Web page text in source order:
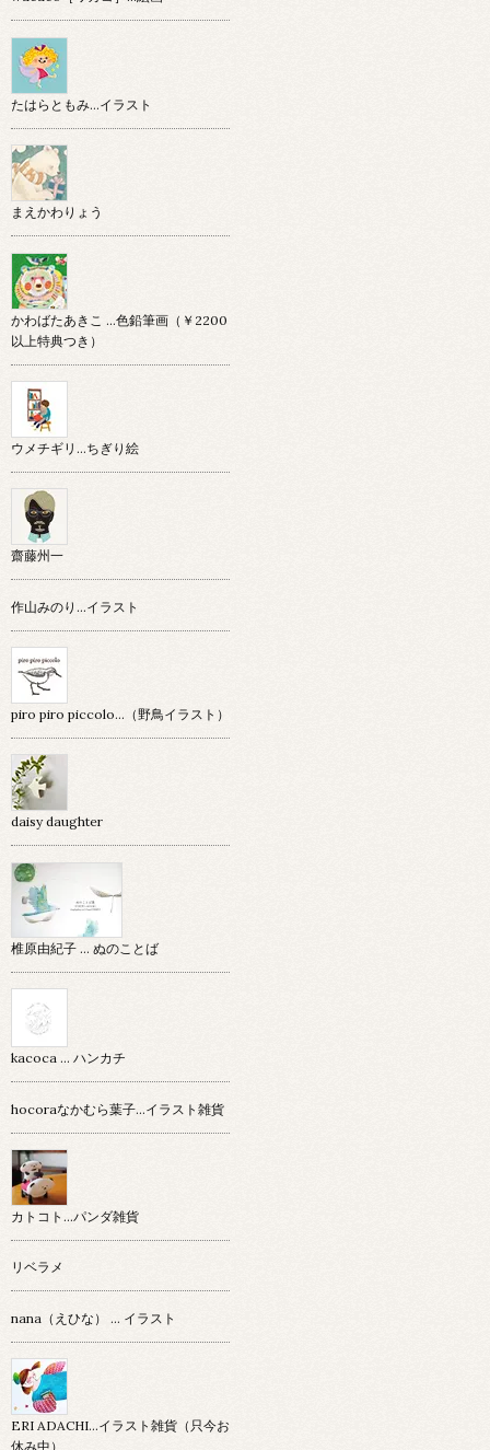
たはらともみ…イラスト
まえかわりょう
かわばたあきこ …色鉛筆画（￥2200
以上特典つき）
ウメチギリ…ちぎり絵
齋藤州一
作山みのり…イラスト
piro piro piccolo…（野鳥イラスト）
daisy daughter
椎原由紀子 ... ぬのことば
kacoca ... ハンカチ
hocoraなかむら葉子…イラスト雑貨
カトコト…パンダ雑貨
リベラメ
nana（えひな） … イラスト
ERI ADACHI...イラスト雑貨（只今お
休み中）